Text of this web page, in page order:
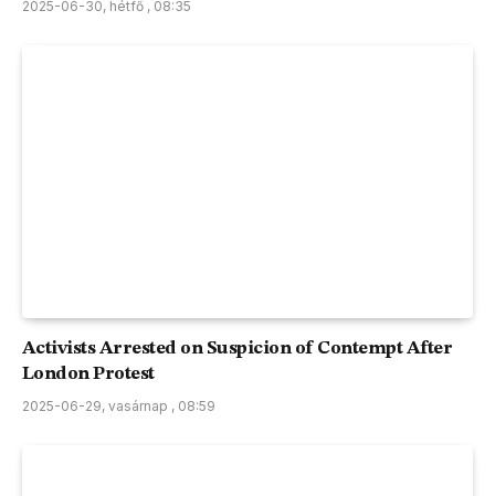
2025-06-30, hétfő , 08:35
Activists Arrested on Suspicion of Contempt After
London Protest
2025-06-29, vasárnap , 08:59